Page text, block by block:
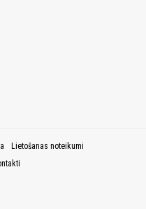
Lietošanas noteikumi